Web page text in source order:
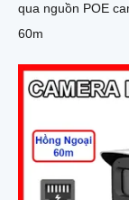
qua nguồn POE
60m